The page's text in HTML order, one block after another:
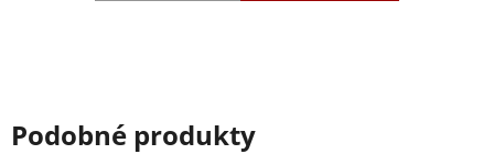
Podobné produkty